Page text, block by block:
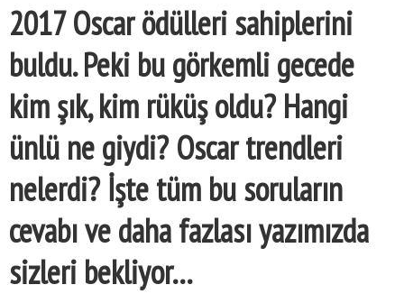
2017 Oscar ödülleri sahiplerini
buldu. Peki bu görkemli gecede
kim şık, kim rüküş oldu? Hangi
ünlü ne giydi? Oscar trendleri
nelerdi? İşte tüm bu soruların
cevabı ve daha fazlası yazımızda
sizleri bekliyor…